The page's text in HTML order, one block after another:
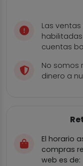
Las
cuentas
No somos
dinero a
El horario
compras
web es de: